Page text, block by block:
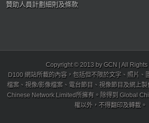
贊助人員計劃細則及條款
Copyright © 2013 by GCN | All Rights
D100 網站所載的內容，包括但不限於文字、照片、
檔案、視像/影像檔案、電台節目、視像節目及網上
Chinese Network Limited所擁有。除得到 Global
權以外，不得翻印及轉載。